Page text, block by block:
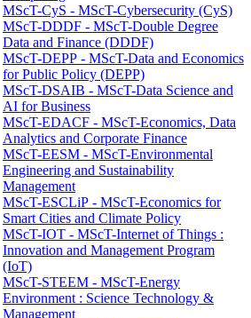
MScT-CyS - MScT-Cybersecurity (CyS)
MScT-DDDF - MScT-Double Degree
Data and Finance (DDDF)
MScT-DEPP - MScT-Data and Economics
for Public Policy (DEPP)
MScT-DSAIB - MScT-Data Science and
AI for Business
MScT-EDACF - MScT-Economics, Data
Analytics and Corporate Finance
MScT-EESM - MScT-Environmental
Engineering and Sustainability
Management
MScT-ESCLiP - MScT-Economics for
Smart Cities and Climate Policy
MScT-IOT - MScT-Internet of Things :
Innovation and Management Program
(IoT)
MScT-STEEM - MScT-Energy
Environment : Science Technology &
Management